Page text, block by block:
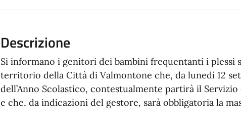
Descrizione
Si informano i genitori dei bambini frequentanti i plessi
territorio della Città di Valmontone che, da lunedì 12
dell’Anno Scolastico, contestualmente partirà il
e che, da indicazioni del gestore, sarà obbligatoria la